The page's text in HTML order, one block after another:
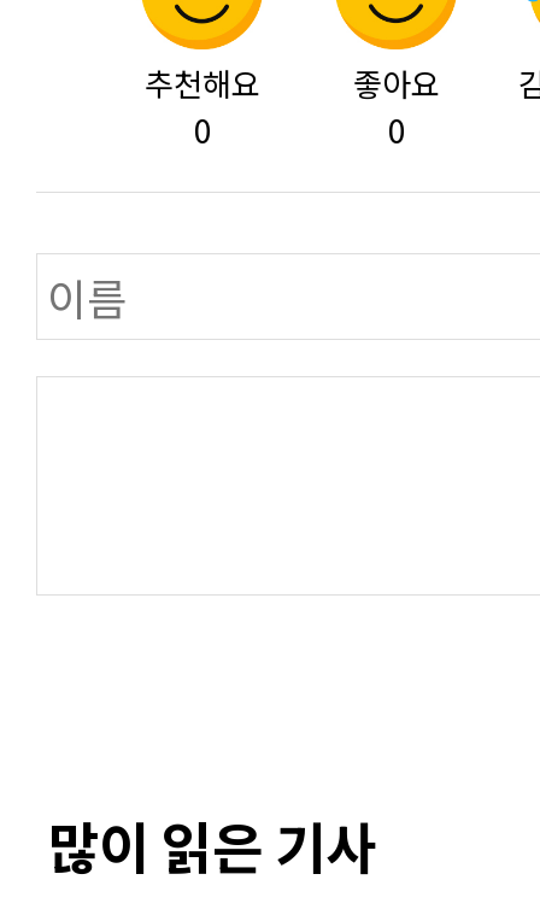
추천해요
0
좋아요
0
많이 읽은 기사